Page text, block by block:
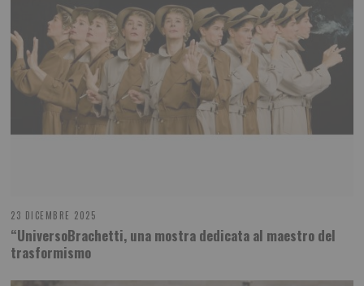
23 DICEMBRE 2025
“UniversoBrachetti, una mostra dedicata al maestro del
trasformismo